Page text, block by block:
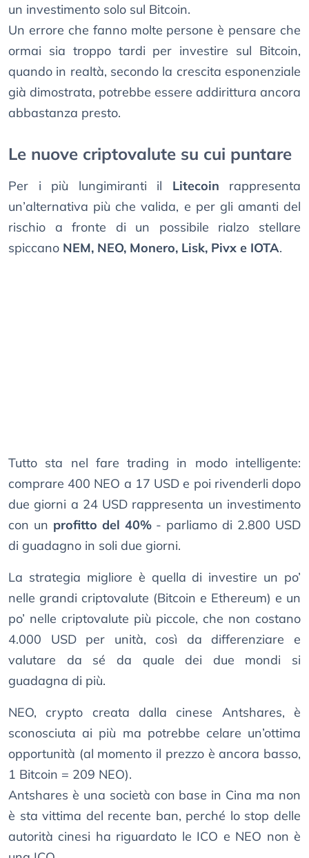
un investimento solo sul Bitcoin.
Un errore che fanno molte persone è pensare che
ormai sia troppo tardi per investire sul Bitcoin,
quando in realtà, secondo la crescita esponenziale
già dimostrata, potrebbe essere addirittura ancora
abbastanza presto.
Le nuove criptovalute su cui puntare
Per i più lungimiranti il Litecoin rappresenta
un’alternativa più che valida, e per gli amanti del
rischio a fronte di un possibile rialzo stellare
spiccano NEM, NEO, Monero, Lisk, Pivx e IOTA.
Tutto sta nel fare trading in modo intelligente:
comprare 400 NEO a 17 USD e poi rivenderli dopo
due giorni a 24 USD rappresenta un investimento
con un profitto del 40% - parliamo di 2.800 USD
di guadagno in soli due giorni.
La strategia migliore è quella di investire un po’
nelle grandi criptovalute (Bitcoin e Ethereum) e un
po’ nelle criptovalute più piccole, che non costano
4.000 USD per unità, così da differenziare e
valutare da sé da quale dei due mondi si
guadagna di più.
NEO, crypto creata dalla cinese Antshares, è
sconosciuta ai più ma potrebbe celare un’ottima
opportunità (al momento il prezzo è ancora basso,
1 Bitcoin = 209 NEO).
Antshares è una società con base in Cina ma non
è sta vittima del recente ban, perché lo stop delle
autorità cinesi ha riguardato le ICO e NEO non è